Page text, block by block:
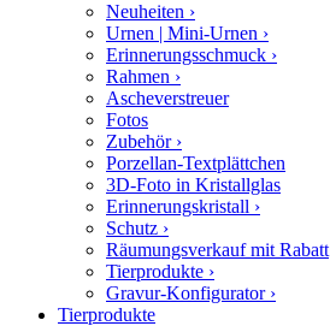
Neuheiten ›
Urnen | Mini-Urnen ›
Erinnerungsschmuck ›
Rahmen ›
Ascheverstreuer
Fotos
Zubehör ›
Porzellan-Textplättchen
3D-Foto in Kristallglas
Erinnerungskristall ›
Schutz ›
Räumungsverkauf mit Rabatt
Tierprodukte ›
Gravur-Konfigurator ›
Tierprodukte